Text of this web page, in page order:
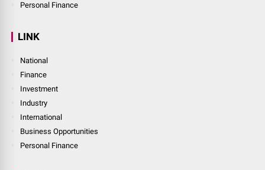
Personal Finance
LINK
National
Finance
Investment
Industry
International
Business Opportunities
Personal Finance